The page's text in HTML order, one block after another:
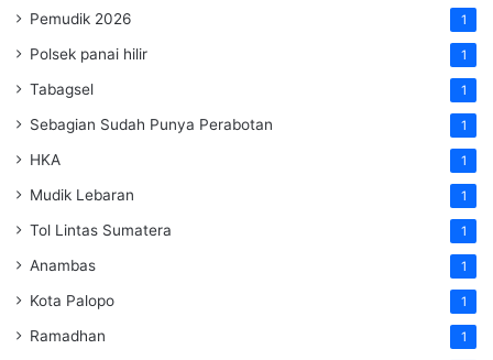
Pemudik 2026 1
Polsek panai hilir 1
Tabagsel 1
Sebagian Sudah Punya Perabotan 1
HKA 1
Mudik Lebaran 1
Tol Lintas Sumatera 1
Anambas 1
Kota Palopo 1
Ramadhan 1